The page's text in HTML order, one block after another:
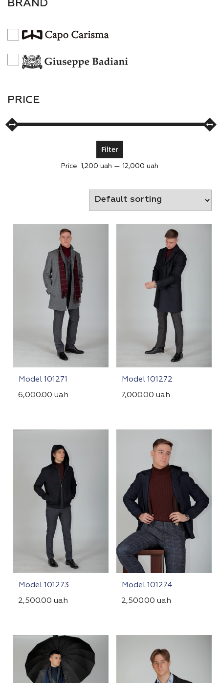
BRAND
PRICE
Filter
Price: 1,200 uah — 12,000 uah
Model 101271
6,000.00 uah
Model 101272
7,000.00uah
Model 101273
2,500.00 uah
Model 101274
2,500.00uah